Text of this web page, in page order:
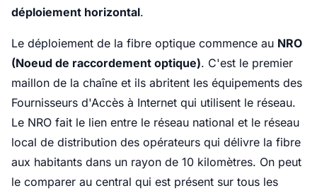
déploiement horizontal.
Le déploiement de la fibre optique commence au NRO
(Noeud de raccordement optique). C'est le premier
maillon de la chaîne et ils abritent les équipements des
Fournisseurs d'Accès à Internet qui utilisent le réseau.
Le NRO fait le lien entre le réseau national et le réseau
local de distribution des opérateurs qui délivre la fibre
aux habitants dans un rayon de 10 kilomètres. On peut
le comparer au central qui est présent sur tous les